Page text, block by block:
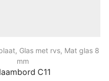
, Glas met rvs, Mat glas 8
mm
C11